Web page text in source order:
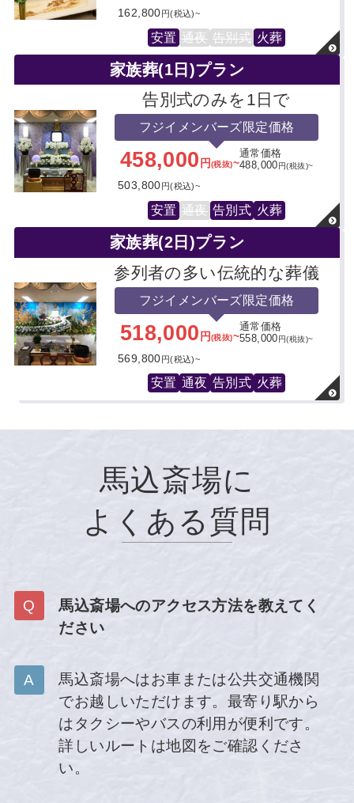
162,800円(税込)~
安置 通夜 告別式 火葬
家族葬(1日)プラン
告別式のみを1日で
フジイメンバーズ限定価格
458,000 円(税抜)~
通常価格
488,000円(税抜)~
503,800 円(税込)~
安置 通夜 告別式 火葬
家族葬(2日)プラン
参列者の多い伝統的な葬儀
フジイメンバーズ限定価格
518,000 円(税抜)~
通常価格
558,000円(税抜)~
569,800円(税込)~
安置 通夜 告別式 火葬
馬込斎場に
よくある質問
馬込斎場へのアクセス方法を教えてく
ださい
馬込斎場へはお車または公共交通機関
でお越しいただけます。最寄り駅から
はタクシーやバスの利用が便利です。
詳しいルートは地図をご確認くださ
い。